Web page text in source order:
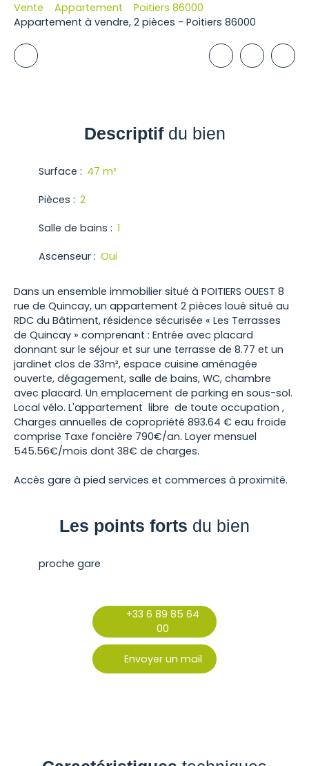
Vente Appartement
Poitiers 86000
Appartement à vendre, 2 pièces - Poitiers 86000
Descriptifdu bien
Surface : 47 m²
Pièces : 2
Salle de bains : 1
Ascenseur : Oui
Dans un ensemble immobilier situé à POITIERS OUEST 8
rue de Quincay, un appartement 2 pièces loué situé au
RDC du Bâtiment, résidence sécurisée « Les Terrasses
de Quincay » comprenant : Entrée avec placard
donnant sur le séjour et sur une terrasse de 8.77 et un
jardinet clos de 33m², espace cuisine aménagée
ouverte, dégagement, salle de bains, WC, chambre
avec placard. Un emplacement de parking en sous-sol.
Local vélo. L'appartement libre de toute occupation ,
Charges annuelles de copropriété 893.64 € eau froide
comprise Taxe foncière 790€/an. Loyer mensuel
545.56€/mois dont 38€ de charges.
Accès gare à pied services et commerces à proximité.
Les points forts du bien
proche gare
+33 6 89 85 64
00
Envoyer un mail